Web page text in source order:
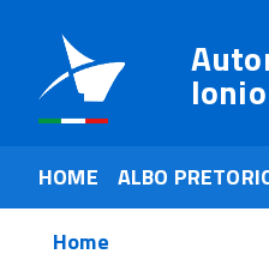
HOME ALBO
Home